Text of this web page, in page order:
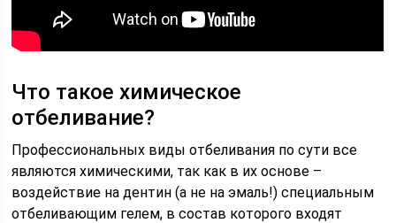
Что такое химическое
отбеливание?
Профессиональных виды отбеливания по сути все
являются химическими, так как в их основе –
воздействие на дентин (а не на эмаль!) специальным
отбеливающим гелем, в состав которого входят